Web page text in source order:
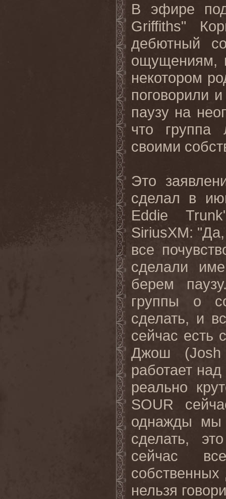
В эфире
Griffiths"
дебютный
ощущениям,
некотором
поговорили
паузу на
что группа
своими
Это
сделал в
Eddie
SiriusXM:
все
сделали
берем
группы о
сделать, и
сейчас есть
Джош (Josh
работает
реально
SOUR
однажды мы
сделать,
сейчас
нельзя